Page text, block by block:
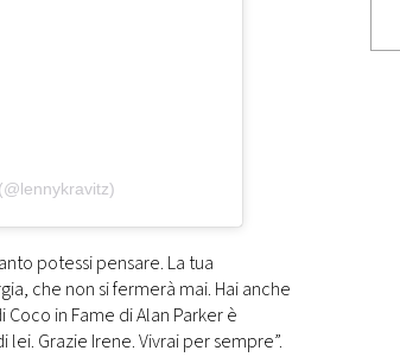
potessi pensare. La tua
che non si fermerà mai. Hai anche
in Fame di Alan Parker è
Grazie Irene. Vivrai per sempre”.